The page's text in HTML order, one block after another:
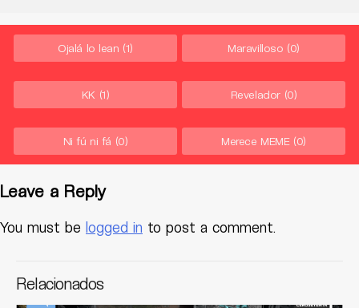
Ojalá lo lean (1) Maravilloso (0)
KK (1) Revelador (0)
Ni fú ni fá (0) Merece MEME (0)
Leave a Reply
You must be logged in to post a comment.
Relacionados